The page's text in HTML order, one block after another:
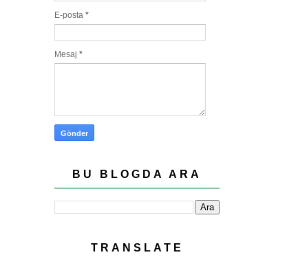
E-posta *
Mesaj *
BU BLOGDA ARA
TRANSLATE